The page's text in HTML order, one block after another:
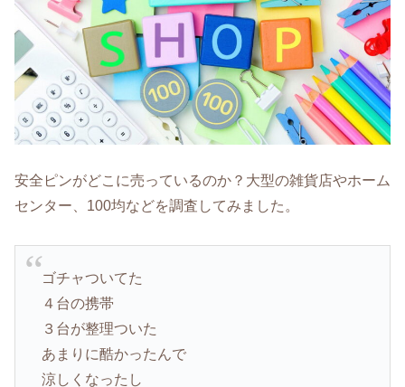
安全ピンがどこに売っているのか？大型の雑貨店やホーム
センター、100均などを調査してみました。
ゴチャついてた
４台の携帯
３台が整理ついた
あまりに酷かったんで
涼しくなったし